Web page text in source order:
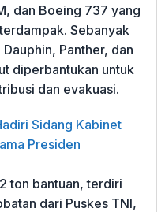
dan Boeing 737 yang
Sebanyak
Panther, dan
diperbantukan untuk
dan evakuasi.
Sidang Kabinet
Presiden
ton bantuan, terdiri
dari Puskes TNI,